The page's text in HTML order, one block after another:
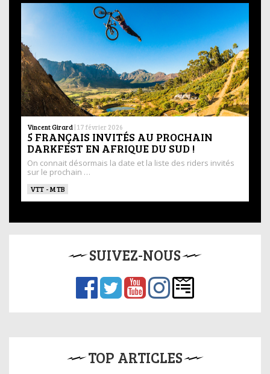
Vincent Girard | 17 février 2026
5 FRANÇAIS INVITÉS AU PROCHAIN
DARKFEST EN AFRIQUE DU SUD !
On connait désormais la date et la liste des riders invités
sur le prochain …
VTT - MTB
SUIVEZ-NOUS
TOP ARTICLES